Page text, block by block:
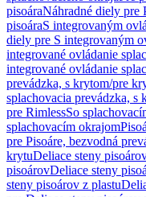
pisoáraNáhradné diely pre
pisoáraS integrovaným
diely pre S integrovaným
integrované ovládanie
integrované ovládanie
prevádzka, s krytom/pre
splachovacia prevádzka, s
pre RimlessSo
splachovacím okrajom
pre Pisoáre, bezvodná
krytuDeliace steny
pisoárovDeliace steny
steny pisoárov z plastu